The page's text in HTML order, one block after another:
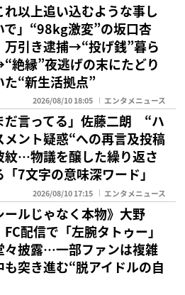
れ以上追い込むような事し
で」“98kg激変”の坂口杏
引き逮捕→“投げ銭”暮ら
絶縁”夜逃げの末にたどり
た“新生活拠点”
2026/08/10 18:05 エンタメニュース
だ言ってる」佐藤二朗 “ハ
メント疑惑“への再言及投稿
紋…物議を醸した繰り返さ
「7文字の意味深ワード」
2026/08/10 17:15 エンタメニュース
ールじゃなく本物》大野
配信で「左腕タトゥー」
々披露…一部ファンは複雑
も突き進む“脱アイドルの自